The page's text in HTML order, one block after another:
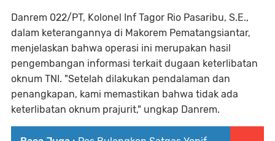
Danrem 022/PT, Kolonel Inf Tagor Rio Pasaribu, S.E.,
dalam keterangannya di Makorem Pematangsiantar,
menjelaskan bahwa operasi ini merupakan hasil
pengembangan informasi terkait dugaan keterlibatan
oknum TNI. "Setelah dilakukan pendalaman dan
penangkapan, kami memastikan bahwa tidak ada
keterlibatan oknum prajurit," ungkap Danrem.